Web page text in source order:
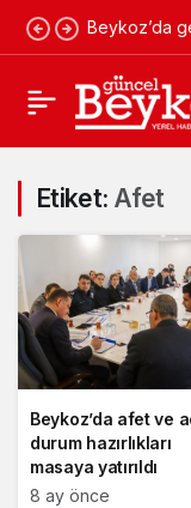
Beykoz’da
Etiket: Afet
Beykoz’da afet ve
durum hazırlıkları
masaya yatırıldı
8 ay önce